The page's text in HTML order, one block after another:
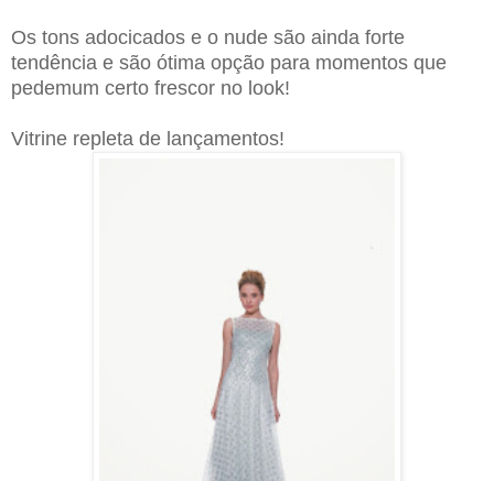
Os tons adocicados e o nude são ainda forte
tendência e são ótima opção para momentos que
pedemum certo frescor no look!
Vitrine repleta de lançamentos!